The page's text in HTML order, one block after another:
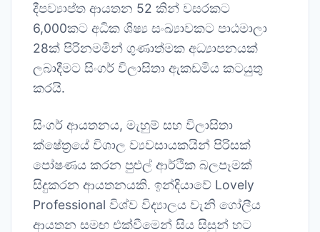
දීපව්‍යාප්ත ආයතන 52 කින් වසරකට
6,000කට අධික ශිෂ්‍ය සංඛ්‍යාවකට පාඨමාලා
28ක් පිරිනමමින් ගුණාත්මක අධ්‍යාපනයක්
ලබාදීමට සිංගර් විලාසිතා ඇකඩමිය කටයුතු
කරයි.
සිංගර් ආයතනය, මැහුම් සහ විලාසිතා
ක්ෂේත්‍රයේ විශාල ව්‍යවසායකයින් පිරිසක්
පෝෂණය කරන පුළුල් ආර්ථික බලපෑමක්
සිදුකරන ආයතනයකි. ඉන්දියාවේ Lovely
Professional විශ්ව විද්‍යාලය වැනි ගෝලීය
ආයතන සමඟ එක්වීමෙන් සිය සිසුන් හට